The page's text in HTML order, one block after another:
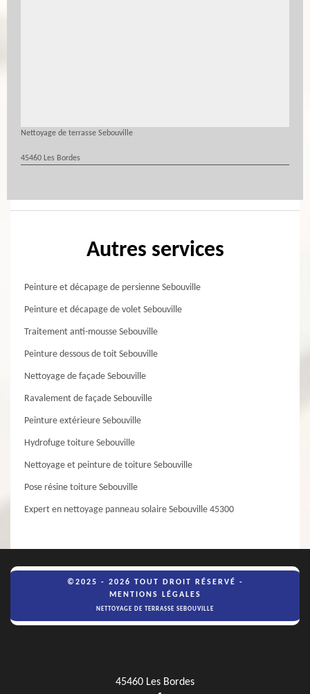
Nettoyage de terrasse Sebouville
45460 Les Bordes
Autres services
Peinture et décapage de persienne Sebouville
Peinture et décapage de volet Sebouville
Traitement anti-mousse Sebouville
Peinture dessous de toit Sebouville
Nettoyage de façade Sebouville
Ravalement de façade Sebouville
Peinture extérieure Sebouville
Hydrofuge toiture Sebouville
Nettoyage et peinture de toiture Sebouville
Pose résine toiture Sebouville
Expert en nettoyage panneau solaire Sebouville 45300
©2025 - 2026 TOUT DROIT RÉSERVÉ -
MENTIONS LÉGALES
NETTOYAGE DE TERRASSE SEBOUVILLE
45460 Les Bordes